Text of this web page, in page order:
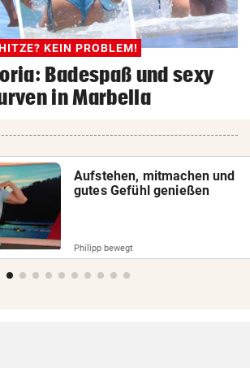
KEIN PROBLEM!
Badespaß und sexy
in Marbella
Aufstehen, mitmachen und
gutes Gefühl genießen
Philipp bewegt